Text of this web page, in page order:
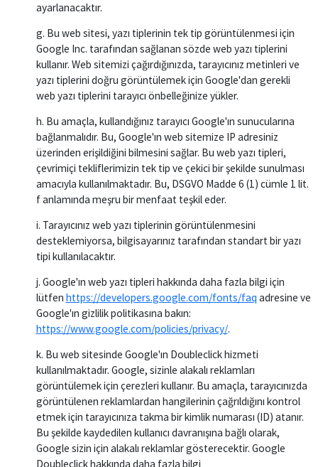
ayarlanacaktır.
g. Bu web sitesi, yazı tiplerinin tek tip görüntülenmesi için
Google Inc. tarafından sağlanan sözde web yazı tiplerini
kullanır. Web sitemizi çağırdığınızda, tarayıcınız metinleri ve
yazı tiplerini doğru görüntülemek için Google'dan gerekli
web yazı tiplerini tarayıcı önbelleğinize yükler.
h. Bu amaçla, kullandığınız tarayıcı Google'ın sunucularına
bağlanmalıdır. Bu, Google'ın web sitemize IP adresiniz
üzerinden erişildiğini bilmesini sağlar. Bu web yazı tipleri,
çevrimiçi tekliflerimizin tek tip ve çekici bir şekilde sunulması
amacıyla kullanılmaktadır. Bu, DSGVO Madde 6 (1) cümle 1 lit.
f anlamında meşru bir menfaat teşkil eder.
i. Tarayıcınız web yazı tiplerinin görüntülenmesini
desteklemiyorsa, bilgisayarınız tarafından standart bir yazı
tipi kullanılacaktır.
j. Google'ın web yazı tipleri hakkında daha fazla bilgi için
lütfen https://developers.google.com/fonts/faq adresine ve
Google'ın gizlilik politikasına bakın:
https://www.google.com/policies/privacy/.
k. Bu web sitesinde Google'ın Doubleclick hizmeti
kullanılmaktadır. Google, sizinle alakalı reklamları
görüntülemek için çerezleri kullanır. Bu amaçla, tarayıcınızda
görüntülenen reklamlardan hangilerinin çağrıldığını kontrol
etmek için tarayıcınıza takma bir kimlik numarası (ID) atanır.
Bu şekilde kaydedilen kullanıcı davranışına bağlı olarak,
Google sizin için alakalı reklamlar gösterecektir. Google
Doubleclick hakkında daha fazla bilgi